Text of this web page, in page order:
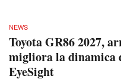
NEWS
Toyota GR86 2027,
migliora la dinamica
EyeSight